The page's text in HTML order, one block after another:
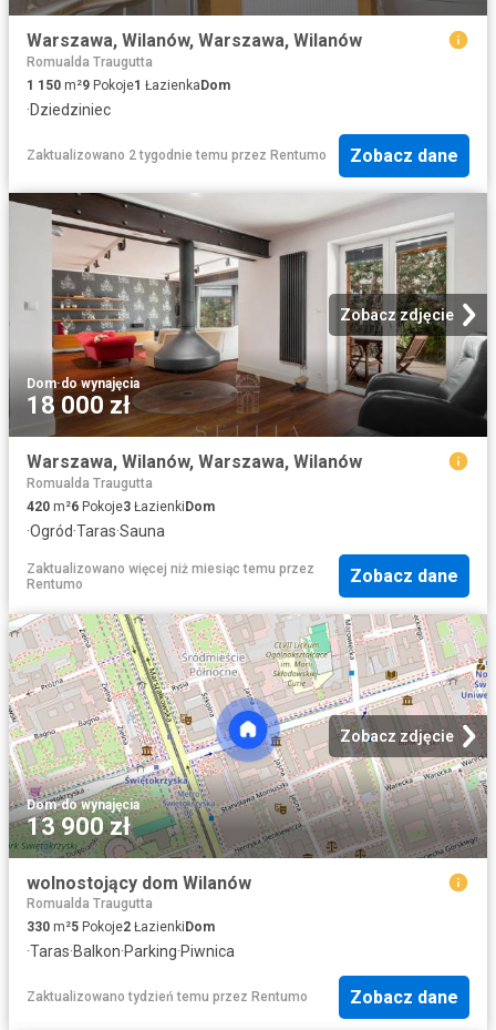
Warszawa, Wilanów, Warszawa, Wilanów
Romualda Traugutta
1 150 m²9 Pokoje1 Łazienka Dom
·Dziedziniec
Zaktualizowano 2 tygodnie temu przez Rentumo Zobacz dane
Zobacz zdjęcie
Dom·do wynajęcia
18 000 zł
Warszawa, Wilanów, Warszawa, Wilanów
Romualda Traugutta
420 m²6 Pokoje3 ŁazienkiDom
·Ogród·Taras·Sauna
Zaktualizowano więcej niż miesiąc temu przez
Rentumo
Zobacz dane
Zobacz zdjęcie
Dom·do wynajęcia
13 900 zł
wolnostojący dom Wilanów
Romualda Traugutta
330 m²5 Pokoje2 Łazienki Dom
·Taras·Balkon·Parking·Piwnica
Zaktualizowano tydzień temu przez Rentumo Zobacz dane